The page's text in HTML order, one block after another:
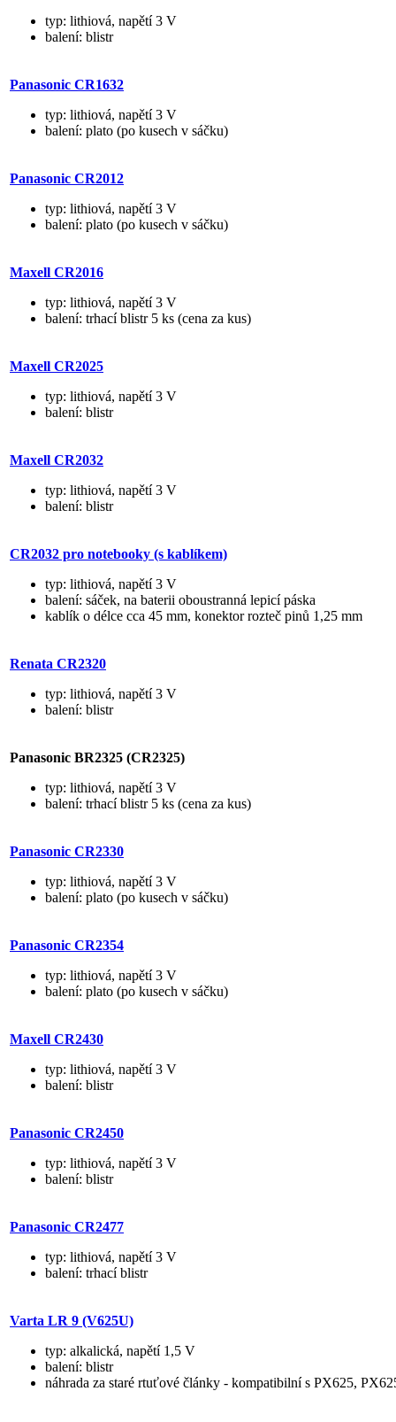
typ: lithiová, napětí 3 V
balení: blistr
Panasonic CR1632
typ: lithiová, napětí 3 V
balení: plato (po kusech v sáčku)
Panasonic CR2012
typ: lithiová, napětí 3 V
balení: plato (po kusech v sáčku)
Maxell CR2016
typ: lithiová, napětí 3 V
balení: trhací blistr 5 ks (cena za kus)
Maxell CR2025
typ: lithiová, napětí 3 V
balení: blistr
Maxell CR2032
typ: lithiová, napětí 3 V
balení: blistr
CR2032 pro notebooky (s kablíkem)
typ: lithiová, napětí 3 V
balení: sáček, na baterii oboustranná lepicí páska
kablík o délce cca 45 mm, konektor rozteč pinů 1,25 mm
Renata CR2320
typ: lithiová, napětí 3 V
balení: blistr
Panasonic BR2325 (CR2325)
typ: lithiová, napětí 3 V
balení: trhací blistr 5 ks (cena za kus)
Panasonic CR2330
typ: lithiová, napětí 3 V
balení: plato (po kusech v sáčku)
Panasonic CR2354
typ: lithiová, napětí 3 V
balení: plato (po kusech v sáčku)
Maxell CR2430
typ: lithiová, napětí 3 V
balení: blistr
Panasonic CR2450
typ: lithiová, napětí 3 V
balení: blistr
Panasonic CR2477
typ: lithiová, napětí 3 V
balení: trhací blistr
Varta LR 9 (V625U)
typ: alkalická, napětí 1,5 V
balení: blistr
náhrada za staré rtuťové články - kompatibilní s PX625,